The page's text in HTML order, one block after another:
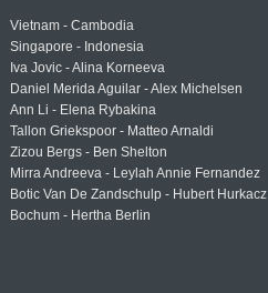
Vietnam - Cambodia
Singapore - Indonesia
Iva Jovic - Alina Korneeva
Daniel Merida Aguilar - Alex Michelsen
Ann Li - Elena Rybakina
Tallon Griekspoor - Matteo Arnaldi
Zizou Bergs - Ben Shelton
Mirra Andreeva - Leylah Annie Fernandez
Botic Van De Zandschulp - Hubert Hurkacz
Bochum - Hertha Berlin